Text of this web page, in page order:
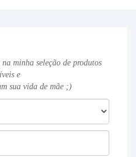
minha seleção de produtos
e
sua vida de mãe ;)